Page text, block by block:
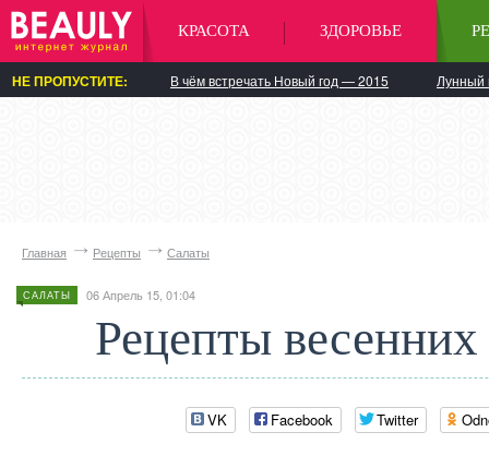
КРАСОТА ЗДОРОВЬЕ
НЕ ПРОПУСТИТЕ: В чём встречать Новый год — 2015 Лунный
Главная Рецепты Салаты
САЛАТЫ 06 Апрель 15, 01:04
Рецепты весенних
VK Facebook Twitter